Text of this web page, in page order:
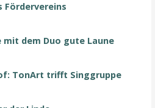
Fördervereins
mit dem Duo gute Laune
TonArt trifft Singgruppe